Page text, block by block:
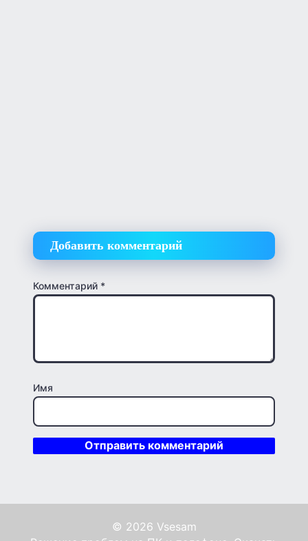
Добавить комментарий
Комментарий *
Имя
© 2026 Vsesam